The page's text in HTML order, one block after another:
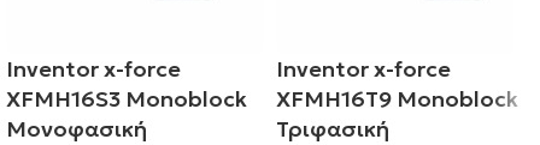
Inventor x-force
XFMH16S3 Monoblock
Μονοφασική
Inventor x-force
XFMH16T9 Monoblock
Τριφασική